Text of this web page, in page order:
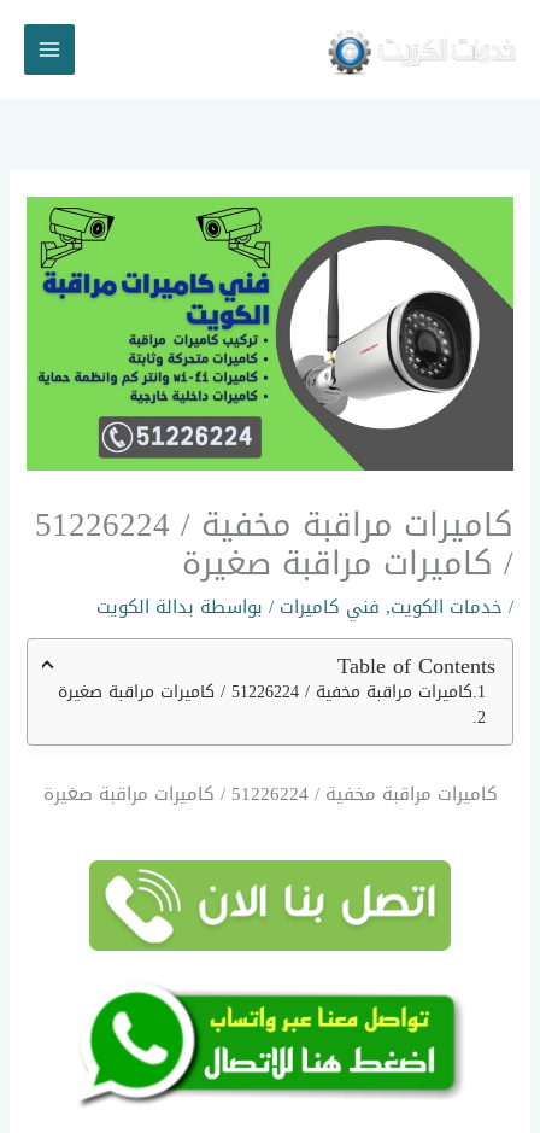
المحتوى
كاميرات مراقبة مخفية / 51226224
/ كاميرات مراقبة صغيرة
/ خدمات الكويت, فني كاميرات / بواسطة بدالة الكويت
Table of Contents
كاميرات مراقبة مخفية / 51226224 / كاميرات مراقبة صغيرة
كاميرات مراقبة مخفية / 51226224 / كاميرات مراقبة صغيرة